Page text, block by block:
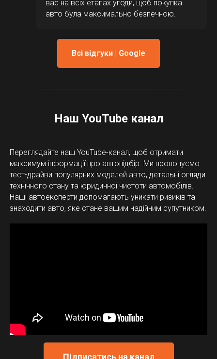
вас на всіх етапах угоди, щоб покупка
авто була максимально безпечною.
Всі відгуки | Google
Наш YouTube канал
Переглядайте наш YouTube-канал, щоб отримати
максимум інформації про автопідбір. Ми пропонуємо
тест-драйви популярних моделей авто, детальні огляди
технічного стану та юридичної чистоти автомобілів.
Наші автоексперти допомагають уникати ризиків та
знаходити авто, яке стане вашим надійним супутником.